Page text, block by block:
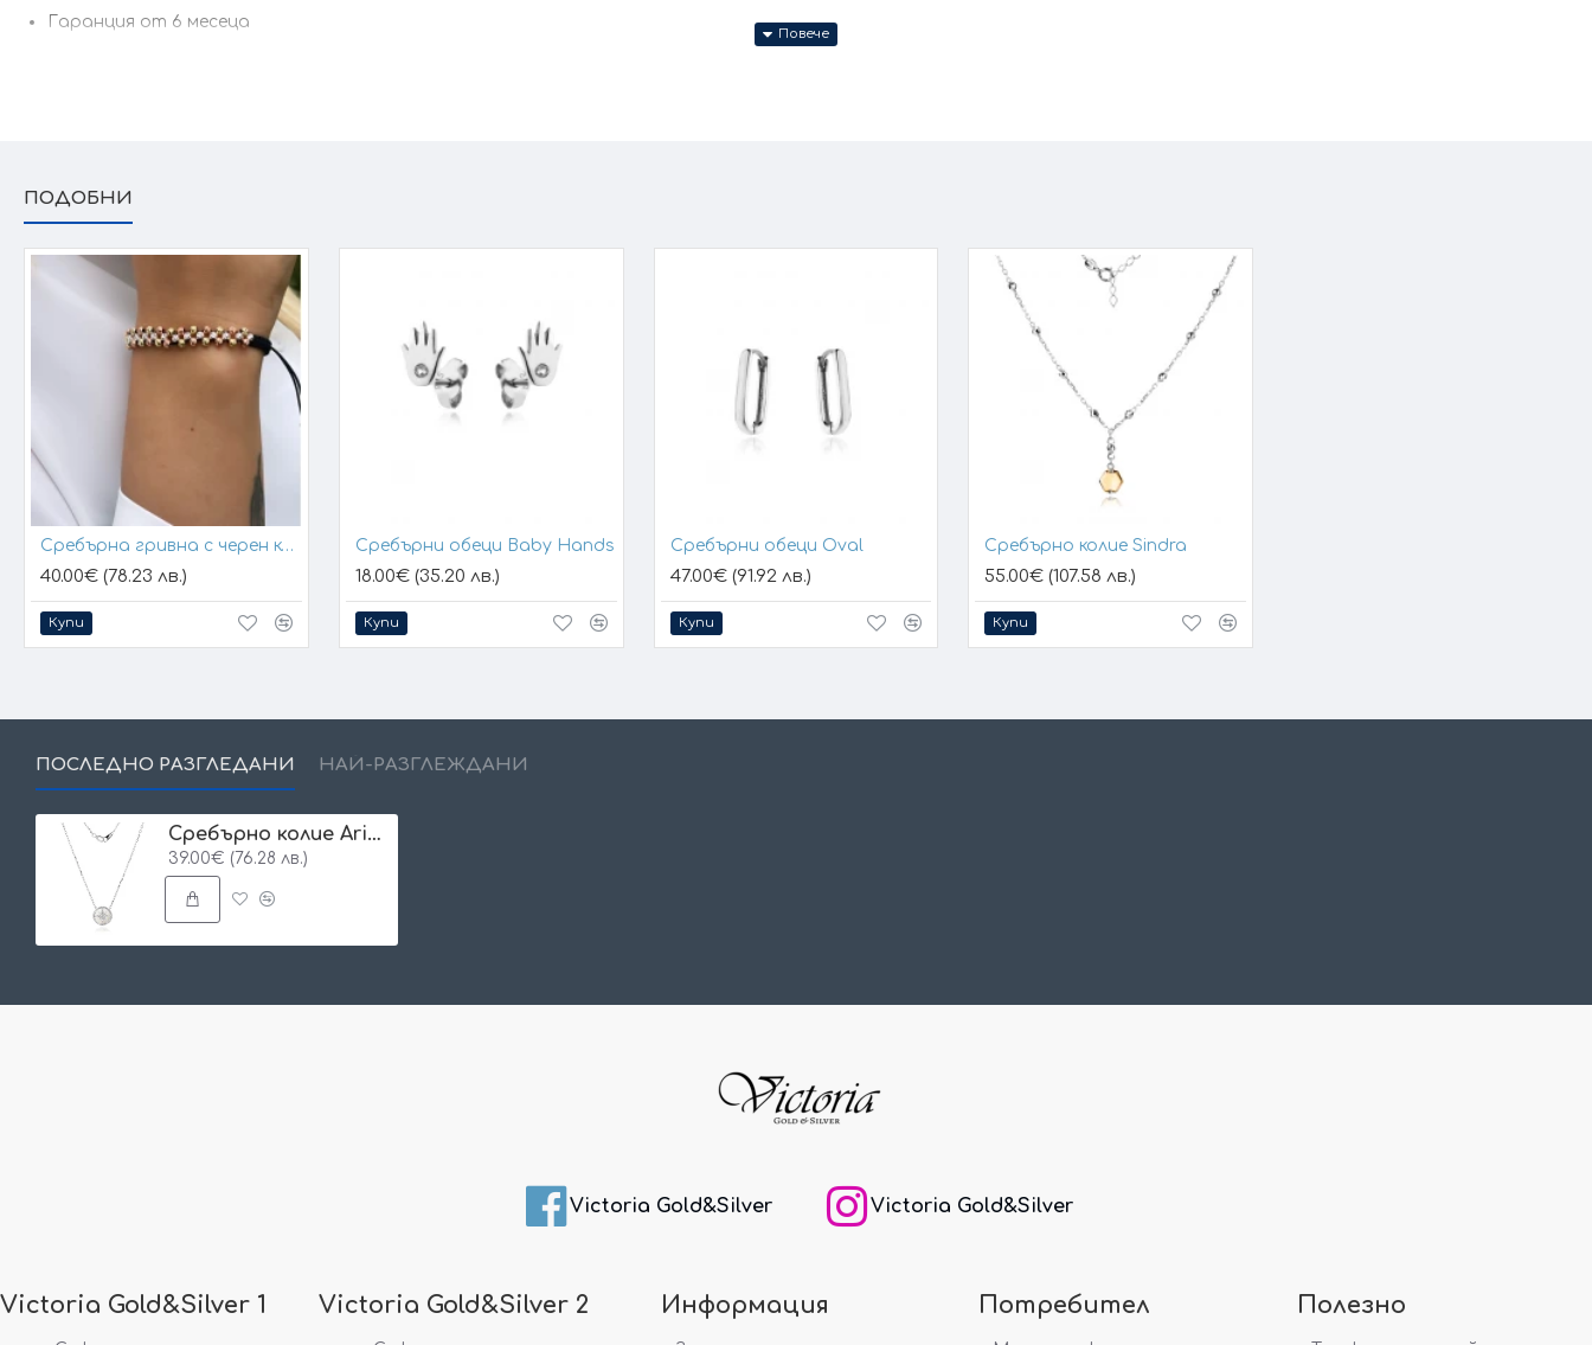
Гаранция от 6 месеца
ПОДОБНИ
Сребърна гривна с черен конец и позлатени топчета
40.00€ (78.23 лв.)
Купи
Сребърни обеци Baby Hands
18.00€ (35.20 лв.)
Купи
Сребърни обеци Oval
47.00€ (91.92 лв.)
Купи
Сребърно колие Sindra
55.00€ (107.58 лв.)
Купи
ПОСЛЕДНО РАЗГЛЕДАНИ НАЙ-РАЗГЛЕЖДАНИ
Сребърно колие Aria Life
39.00€ (76.28 лв.)
Victoria Gold&Silver Victoria Gold&Silver
Victoria Gold&Silver 1 Victoria Gold&Silver 2 Информация Потребител Полезно